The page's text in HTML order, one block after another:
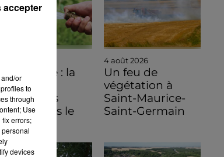
Sécheresse : la
des
dans le
de...
4 août 2026
Un feu de
végétation à
Saint-Maurice-
Saint-Germain
or
to
through
Use
errors;
devices
accepter